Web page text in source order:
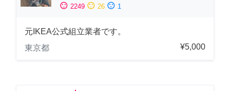
sentiment_satisfied 2249 sentiment_neutral 26 sentiment_dissatisfied 1
元IKEA公式組立業者です。
東京都
¥5,000